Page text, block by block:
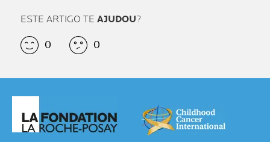
ESTE ARTIGO TE AJUDOU?
0 0